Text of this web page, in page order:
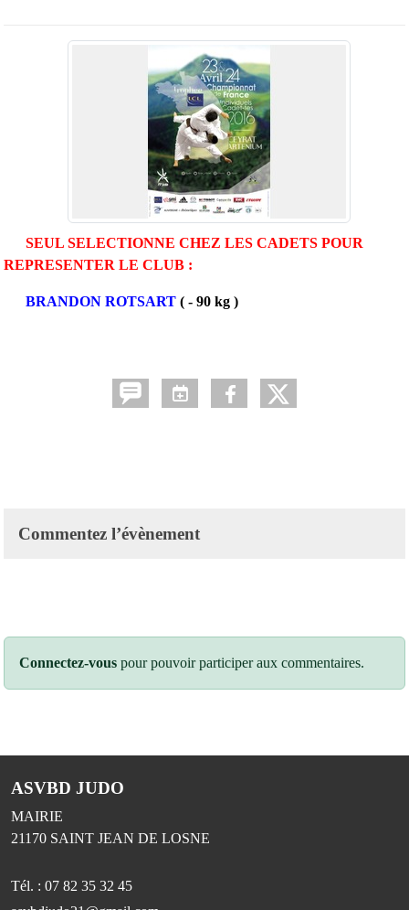
SEUL SELECTIONNE CHEZ LES CADETS POUR
REPRESENTER LE CLUB :
BRANDON ROTSART ( - 90 kg )
Commentez l’évènement
Connectez-vous pour pouvoir participer aux commentaires.
ASVBD JUDO
MAIRIE
21170 SAINT JEAN DE LOSNE
Tél. : 07 82 35 32 45